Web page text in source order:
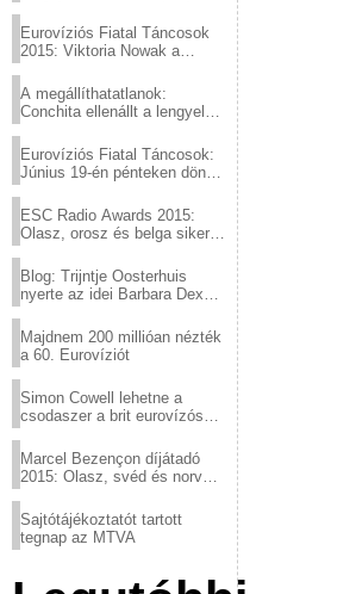
Eurovíziós Fiatal Táncosok
2015: Viktoria Nowak a
A megállíthatatlanok:
Conchita ellenállt a lengyel
Eurovíziós Fiatal Táncosok:
Június 19-én pénteken döntő
ESC Radio Awards 2015:
Olasz, orosz és belga siker,
Blog: Trijntje Oosterhuis
nyerte az idei Barbara Dex
Majdnem 200 millióan nézték
a 60. Eurovíziót
Simon Cowell lehetne a
csodaszer a brit eurovízós
Marcel Bezençon díjátadó
2015: Olasz, svéd és norvég
Sajtótájékoztatót tartott
tegnap az MTVA